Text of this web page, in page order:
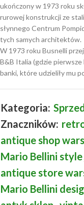
ukończony w 1973 roku
rurowej konstrukcji ze
słynnego Centrum
tych samych architektów.
W 1973 roku Busnelli
B&B Italia (gdzie pierwsze
banki, które udzieliły mu
Kategoria:
Znaczników:
antique shop
Mario Bellini style
antique store
Mario Bellini desig